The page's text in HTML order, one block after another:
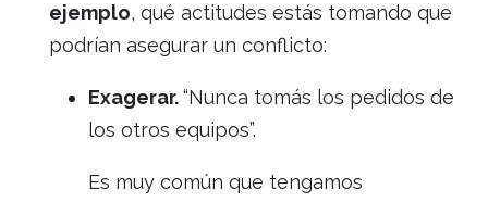
ejemplo, qué actitudes estás tomando que
podrían asegurar un conflicto:
Exagerar.“Nunca tomás los pedidos de
los otros equipos”.
Es muy común que tengamos